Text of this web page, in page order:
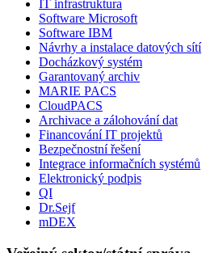
IT infrastruktura
Software Microsoft
Software IBM
Návrhy a instalace datových sítí
Docházkový systém
Garantovaný archiv
MARIE PACS
CloudPACS
Archivace a zálohování dat
Financování IT projektů
Bezpečnostní řešení
Integrace informačních systémů
Elektronický podpis
QI
Dr.Sejf
mDEX